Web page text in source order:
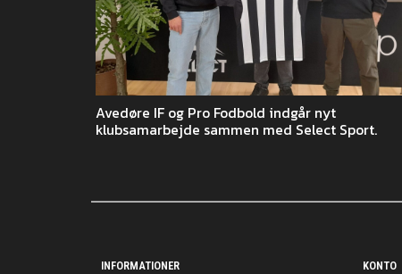
Avedøre IF og Pro Fodbold indgår nyt
klubsamarbejde sammen med Select Sport.
INFORMATIONER KONTO